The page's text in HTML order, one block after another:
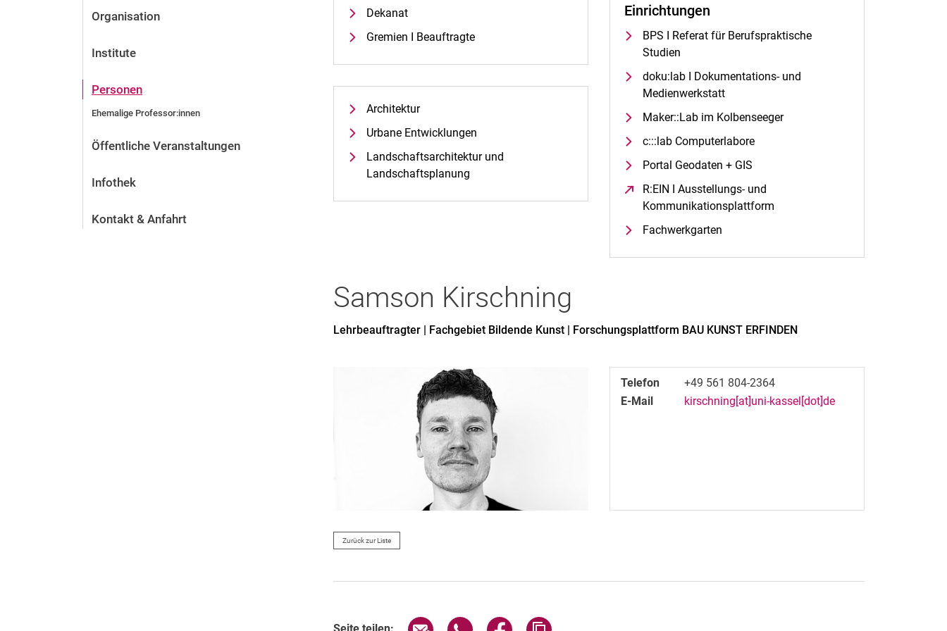
Organisation
Institute
Personen
Ehemalige Professor:innen
Öffentliche Veranstaltungen
Infothek
Kontakt & Anfahrt
Dekanat
Gremien I Beauftragte
Architektur
Urbane Entwicklungen
Landschaftsarchitektur und
Landschaftsplanung
Einrichtungen
BPS I Referat für Berufspraktische
Studien
doku:lab I Dokumentations- und
Medienwerkstatt
Maker::Lab im Kolbenseeger
c:::lab Computerlabore
Portal Geodaten + GIS
R:EIN I Ausstellungs- und
Kommunikationsplattform
Fachwerkgarten
Samson Kirschning
Lehrbeauftragter | Fachgebiet Bildende Kunst | Forschungsplattform BAU KUNST ERFINDEN
Telefon
+49 561 804-2364
E-Mail
kirschning[at]uni-kassel[dot]de
Zurück zur Liste
Seite über E-Mail teilen
Seite über WhatsApp teilen (externer Link, öffnet neues Fenster)
Seite über Facebook teilen (externer Link, öffnet neues Fenster)